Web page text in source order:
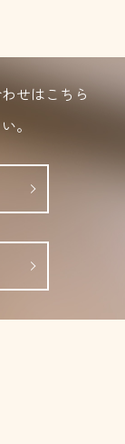
せはこちら
。